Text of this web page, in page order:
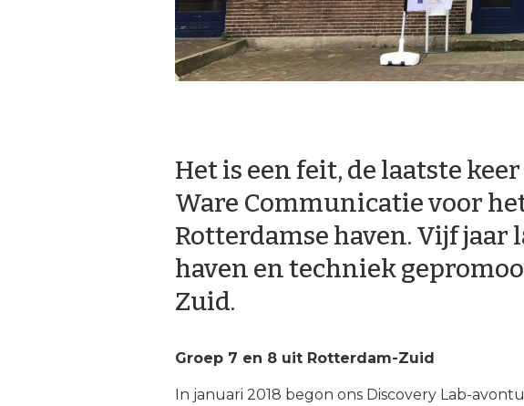
Het is een feit, de laatste
Ware Communicatie voor
Rotterdamse haven. Vijf jaar
haven en techniek
Zuid.
Groep 7 en 8 uit Rotterdam-Zuid
In januari 2018 begon ons Discovery Lab-